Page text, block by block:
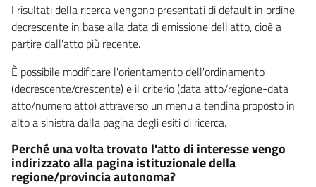
I risultati della ricerca vengono presentati di default in ordine
decrescente in base alla data di emissione dell'atto, cioè a
partire dall'atto più recente.
È possibile modificare l'orientamento dell'ordinamento
(decrescente/crescente) e il criterio (data atto/regione-data
atto/numero atto) attraverso un menu a tendina proposto in
alto a sinistra dalla pagina degli esiti di ricerca.
Perché una volta trovato l'atto di interesse vengo
indirizzato alla pagina istituzionale della
regione/provincia autonoma?